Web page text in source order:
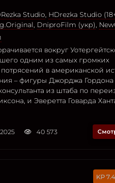
Studio, HDrezka Studio
, DniproFilm (укр),
вокруг
одним из самых громких
в американской
– фигуры Джорджа
из штаба по
и Эверетта Говарда
40 573
7.4